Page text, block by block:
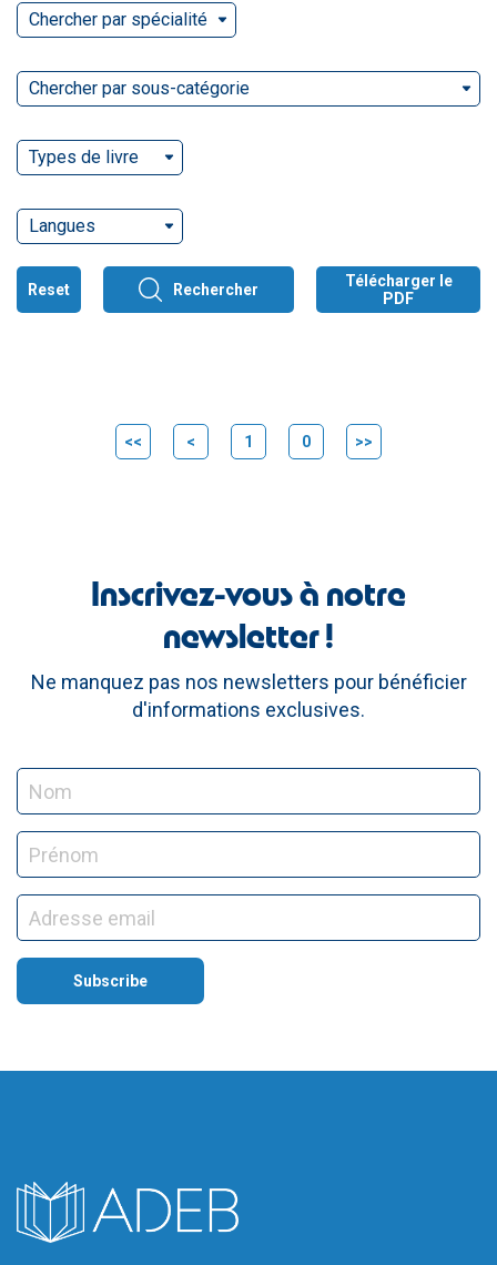
Chercher par spécialité
Chercher par sous-catégorie
Types de livre
Langues
Reset Rechercher
Télécharger le
PDF
<< < 1 0 >>
Inscrivez-vous à notre
newsletter !
Ne manquez pas nos newsletters pour bénéficier
d'informations exclusives.